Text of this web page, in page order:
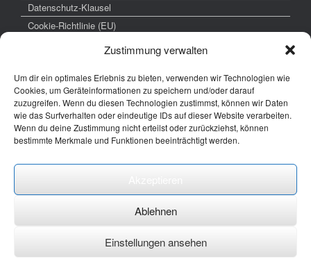
Zustimmung verwalten
Um dir ein optimales Erlebnis zu bieten, verwenden wir Technologien wie
Cookies, um Geräteinformationen zu speichern und/oder darauf
zuzugreifen. Wenn du diesen Technologien zustimmst, können wir Daten
wie das Surfverhalten oder eindeutige IDs auf dieser Website verarbeiten.
Wenn du deine Zustimmung nicht erteilst oder zurückziehst, können
bestimmte Merkmale und Funktionen beeinträchtigt werden.
Ablehnen
Einstellungen ansehen
Datenschutz-Klausel
Cookie-Richtlinie (EU)
weitere interessante Links
www.hochzeitsfoto-tk.de
www.fotografie-kraemer.de
E-Mail: thomas ( @) thomas-kraemer-fotografie.de
Ein Theme vonSiteOrigin